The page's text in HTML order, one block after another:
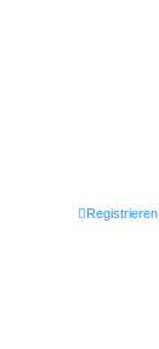
Registrieren